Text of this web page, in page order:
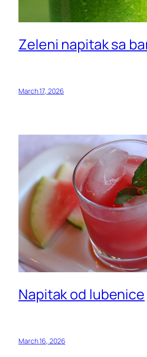
Zeleni napitak sa
March 17, 2026
Napitak od lubenice
March 16, 2026